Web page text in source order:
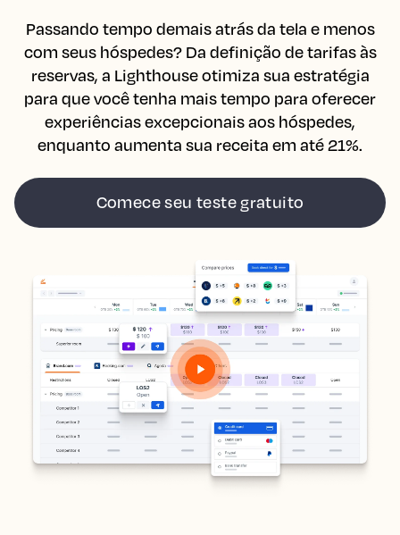
Passando tempo demais atrás da tela e menos
com seus hóspedes? Da definição de tarifas às
reservas, a Lighthouse otimiza sua estratégia
para que você tenha mais tempo para oferecer
experiências excepcionais aos hóspedes,
enquanto aumenta sua receita em até 21%.
Comece seu teste gratuito